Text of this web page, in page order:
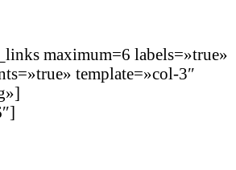
maximum=6 labels=»true»
template=»col-3″